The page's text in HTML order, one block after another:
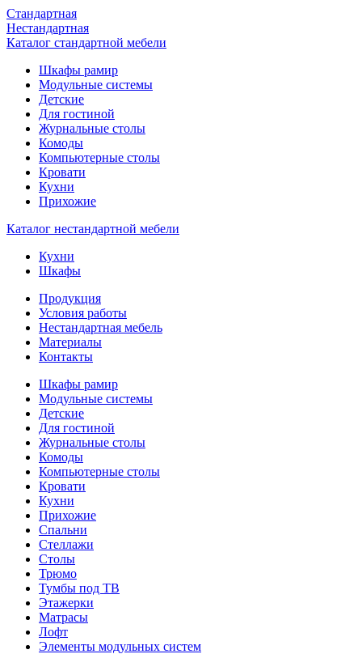
Стандартная
Нестандартная
Каталог стандартной мебели
Шкафы рамир
Модульные системы
Детские
Для гостиной
Журнальные столы
Комоды
Компьютерные столы
Кровати
Кухни
Прихожие
Каталог нестандартной мебели
Кухни
Шкафы
Продукция
Условия работы
Нестандартная мебель
Материалы
Контакты
Шкафы рамир
Модульные системы
Детские
Для гостиной
Журнальные столы
Комоды
Компьютерные столы
Кровати
Кухни
Прихожие
Спальни
Стеллажи
Столы
Трюмо
Тумбы под ТВ
Этажерки
Матрасы
Лофт
Элементы модульных систем